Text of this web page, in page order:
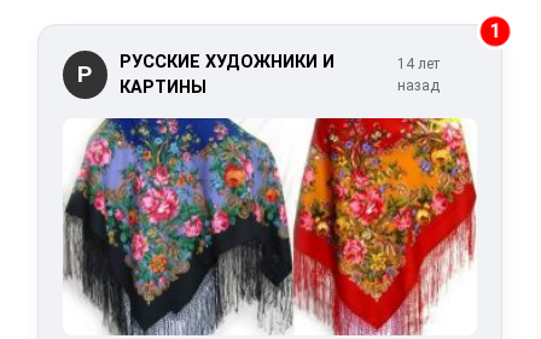
1
Р
РУССКИЕ ХУДОЖНИКИ И
КАРТИНЫ
14 лет
назад